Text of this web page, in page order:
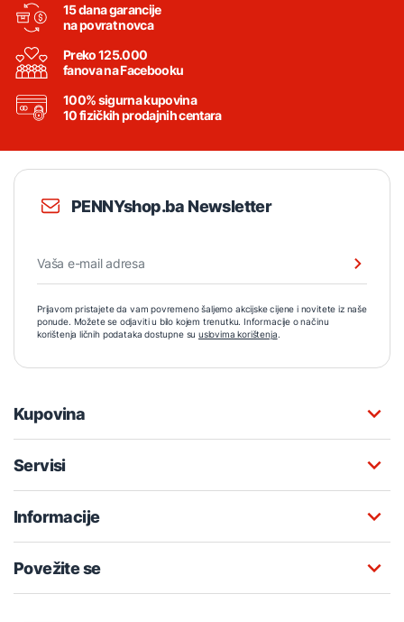
15 dana garancije
na povrat novca
Preko 125.000
fanova na Facebooku
100% sigurna kupovina
10 fizičkih prodajnih centara
PENNYshop.ba Newsletter
Prijavom pristajete da vam povremeno šaljemo akcijske cijene i novitete iz naše
ponude. Možete se odjaviti u bilo kojem trenutku. Informacije o načinu
korištenja ličnih podataka dostupne su uslovima korištenja.
Kupovina
Servisi
Informacije
Povežite se